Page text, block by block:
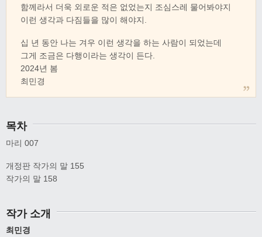
함께라서 더욱 외로운 적은 없었는지 조심스레 물어봐야지
이런 생각과 다짐들을 많이 해야지.
십 년 동안 나는 겨우 이런 생각을 하는 사람이 되었는데
그게 조금은 다행이라는 생각이 든다.
2024년 봄
최민경
목차
마리 007
개정판 작가의 말 155
작가의 말 158
작가 소개
최민경